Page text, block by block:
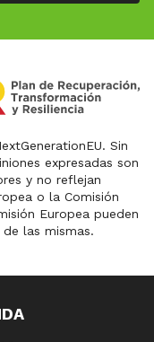
Sin
expresadas son
y no reflejan
o la Comisión
Europea pueden
las mismas.